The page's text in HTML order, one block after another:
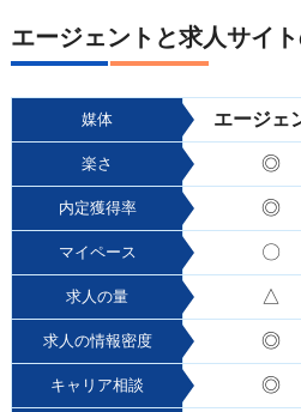
エージェントと求人サイ
媒体 エージェ
楽さ ◎
内定獲得率 ◎
マイペース 〇
求人の量 △
求人の情報密度 ◎
キャリア相談 ◎